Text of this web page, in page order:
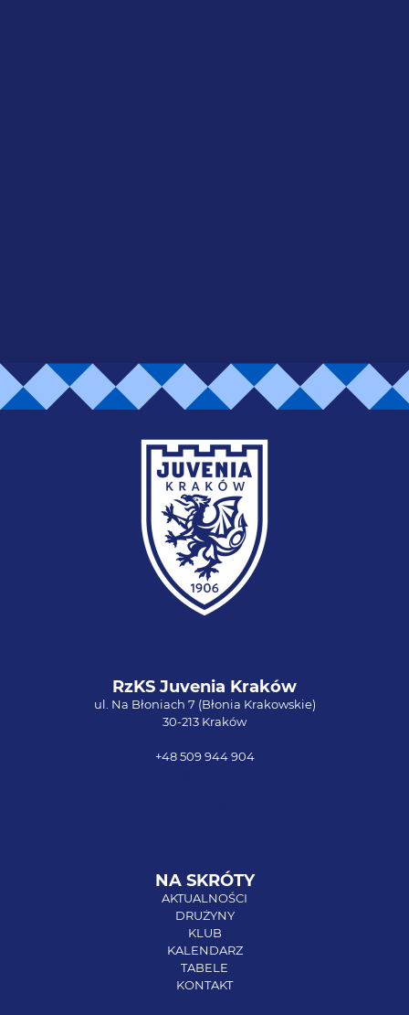
RzKS Juvenia Kraków
ul. Na Błoniach 7 (Błonia Krakowskie)
30-213 Kraków
+48 509 944 904
NA SKRÓTY
AKTUALNOŚCI
DRUŻYNY
KLUB
KALENDARZ
TABELE
KONTAKT